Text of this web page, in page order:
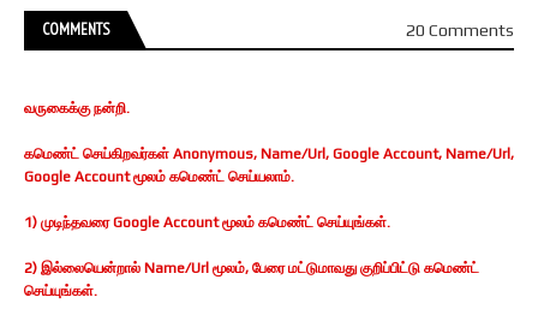
COMMENTS 20 Comments
வருகைக்கு நன்றி.
கமெண்ட் செய்கிறவர்கள் Anonymous, Name/Url, Google Account, Name/Url,
Google Account மூலம் கமெண்ட் செய்யலாம்.
1) முடிந்தவரை Google Account மூலம் கமெண்ட் செய்யுங்கள்.
2) இல்லையென்றால் Name/Url மூலம், பேரை மட்டுமாவது குறிப்பிட்டு கமெண்ட்
செய்யுங்கள்.